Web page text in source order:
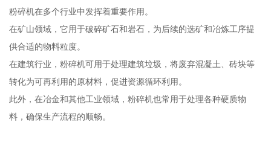
粉碎机在多个行业中发挥着重要作用。
在矿山领域，它用于破碎矿石和岩石，为后续的选矿和冶炼工序提
供合适的物料粒度。
在建筑行业，粉碎机可用于处理建筑垃圾，将废弃混凝土、砖块等
转化为可再利用的原材料，促进资源循环利用。
此外，在冶金和其他工业领域，粉碎机也常用于处理各种硬质物
料，确保生产流程的顺畅。